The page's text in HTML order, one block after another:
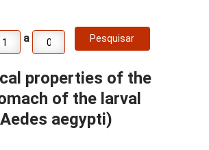
a
properties of the
of the larval
aegypti)